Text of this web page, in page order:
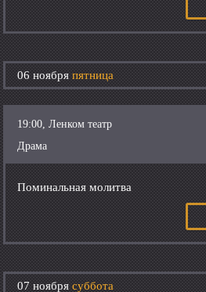
06 ноябряпятница
19:00, Ленком театр
Драма
Поминальная молитва
07 ноябрясуббота